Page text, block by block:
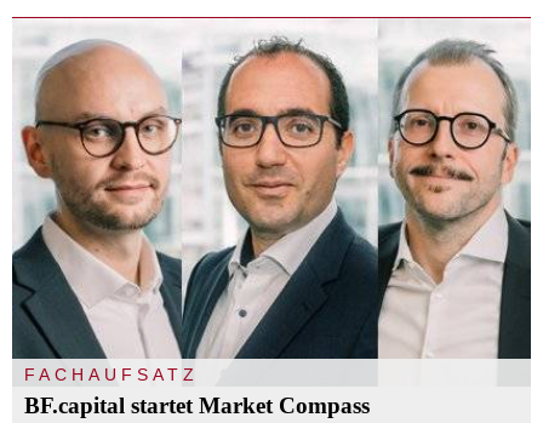
FACHAUFSATZ
BF.capital startet Market Compass